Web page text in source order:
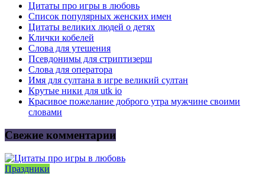
Цитаты про игры в любовь
Список популярных женских имен
Цитаты великих людей о детях
Клички кобелей
Слова для утешения
Псевдонимы для стриптизерш
Слова для оператора
Имя для султана в игре великий султан
Крутые ники для utk io
Красивое пожелание доброго утра мужчине своими
словами
Свежие комментарии
Праздники